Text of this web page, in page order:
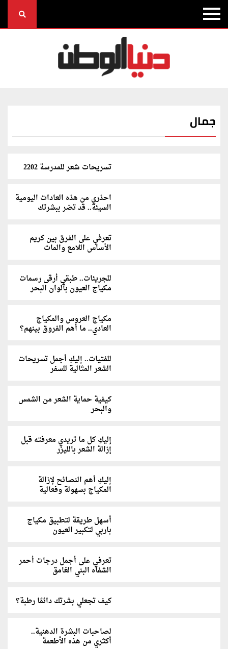
جمال
تسريحات شعر للمدرسة 2202
احذري من هذه العادات اليومية
السيئة.. قد تضر ببشرتك
تعرفي على الفرق بين كريم
الأساس اللامع والمات
للجريئات.. طبقي أرقى رسمات
مكياج العيون بألوان البحر
مكياج العروس والمكياج
العادي.. ما أهم الفروق بينهم؟
للفتيات.. إليكِ أجمل تسريحات
الشعر المثالية للسفر
كيفية حماية الشعر من الشمس
والبحر
إليكِ كل ما تريدي معرفته قبل
إزالة الشعر بالليزر
إليكِ أهم النصائح لإزالة
المكياج بسهولة وفعالية
أسهل طريقة لتطبيق مكياج
باربي لتكبير العيون
تعرفي على أجمل درجات أحمر
الشفاه البني الغامق
كيف تجعلي بشرتك دائمًا رطبة؟
لصاحبات البشرة الدهنية..
أكثري من هذه الأطعمة